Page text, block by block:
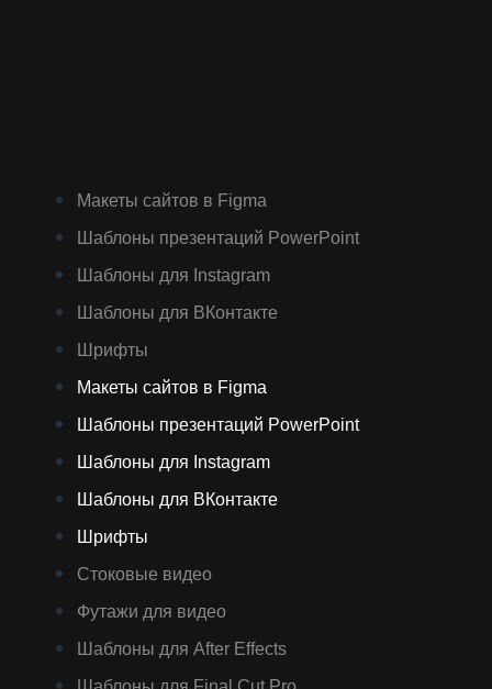
Макеты сайтов в Figma
Шаблоны презентаций PowerPoint
Шаблоны для Instagram
Шаблоны для ВКонтакте
Шрифты
Макеты сайтов в Figma
Шаблоны презентаций PowerPoint
Шаблоны для Instagram
Шаблоны для ВКонтакте
Шрифты
Стоковые видео
Футажи для видео
Шаблоны для After Effects